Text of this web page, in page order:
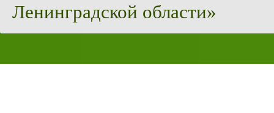
Ленинградской области»